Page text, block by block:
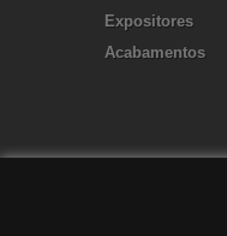
Expositores
Acabamentos